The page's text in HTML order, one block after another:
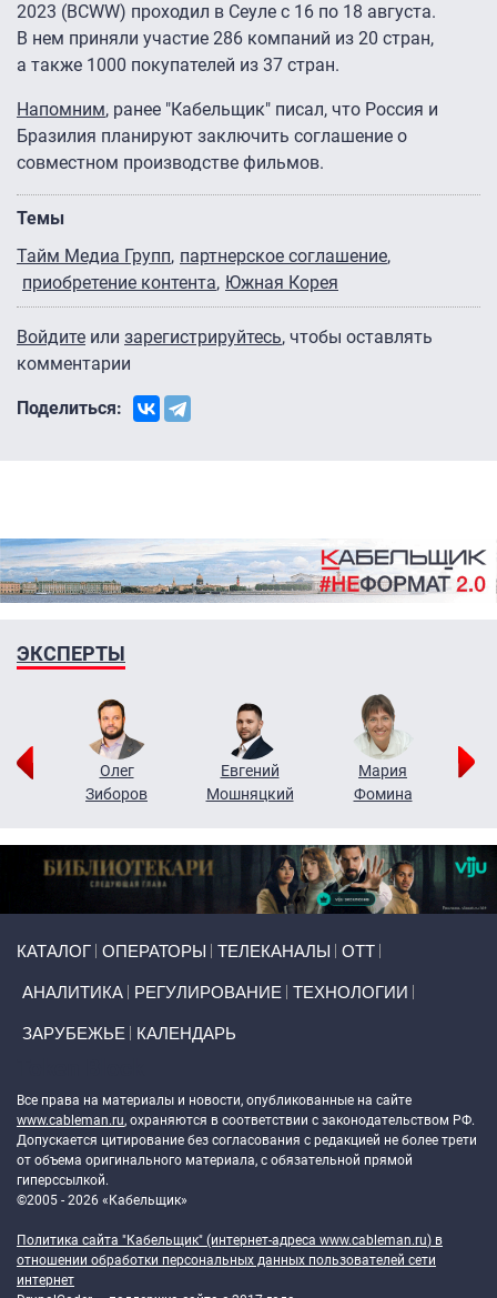
2023 (BCWW) проходил в Сеуле с 16 по 18 августа.
В нем приняли участие 286 компаний из 20 стран,
а также 1000 покупателей из 37 стран.
Напомним, ранее "Кабельщик" писал, что Россия и
Бразилия планируют заключить соглашение о
совместном производстве фильмов.
Темы
Тайм Медиа Групп партнерское соглашение
приобретение контента
Южная Корея
Войдите или зарегистрируйтесь, чтобы оставлять
комментарии
Поделиться:
ЭКСПЕРТЫ
Олег
Зиборов
Евгений
Мошняцкий
Мария
Фомина
КАТАЛОГ ОПЕРАТОРЫ ТЕЛЕКАНАЛЫ ОТТ
АНАЛИТИКА РЕГУЛИРОВАНИЕ ТЕХНОЛОГИИ
ЗАРУБЕЖЬЕ КАЛЕНДАРЬ
Все права на материалы и новости, опубликованные на сайте
www.cableman.ru, охраняются в соответствии с законодательством РФ.
Допускается цитирование без согласования с редакцией не более трети
от объема оригинального материала, с обязательной прямой
гиперссылкой.
©2005 - 2026 «Кабельщик»
Политика сайта "Кабельщик" (интернет-адреса www.cableman.ru) в
отношении обработки персональных данных пользователей сети
интернет